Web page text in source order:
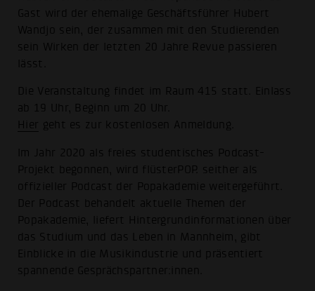
Gast wird der ehemalige Geschäftsführer Hubert
Wandjo sein, der zusammen mit den Studierenden
sein Wirken der letzten 20 Jahre Revue passieren
lässt.
Die Veranstaltung findet im Raum 415 statt. Einlass
ab 19 Uhr, Beginn um 20 Uhr.
Hier geht es zur kostenlosen Anmeldung.
Im Jahr 2020 als freies studentisches Podcast-
Projekt begonnen, wird flüsterPOP. seither als
offizieller Podcast der Popakademie weitergeführt.
Der Podcast behandelt aktuelle Themen der
Popakademie, liefert Hintergrundinformationen über
das Studium und das Leben in Mannheim, gibt
Einblicke in die Musikindustrie und präsentiert
spannende Gesprächspartner:innen.